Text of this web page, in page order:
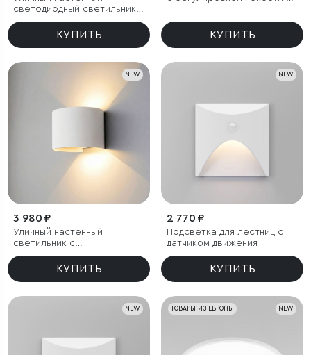
светодиодный светильник
Blaze LED IP65
КУПИТЬ
(3000/4000/6000К) IP54
КУПИТЬ
NEW
3 980 ₽
Уличный настенный
светильник с
регулируемыми лучами
BLADE 3000K белый
КУПИТЬ
NEW
2 770 ₽
Подсветка для лестниц с
датчиком движения
КУПИТЬ
NEW NEW
ТОВАРЫ ИЗ ЕВРОПЫ